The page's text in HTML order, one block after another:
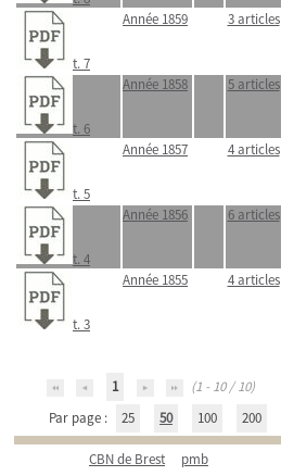
t. 7
Année 1859 3 articles
t. 6
Année 1858 5 articles
t. 5
Année 1857 4 articles
t. 4
Année 1856 6 articles
t. 3
Année 1855 4 articles
1
(1 - 10 / 10)
Par page :
25 50 100 200
CBN de Brest pmb